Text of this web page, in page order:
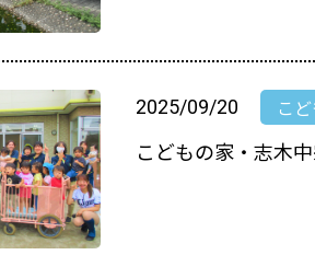
2025/09/20 こ
こどもの家・志木